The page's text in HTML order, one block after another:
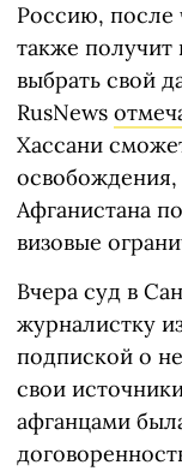
Россию, после
также получит
выбрать свой
RusNews
Хассани
освобождения,
Афганистана
визовые
Вчера суд в
журналистку
подпиской о
свои
афганцами